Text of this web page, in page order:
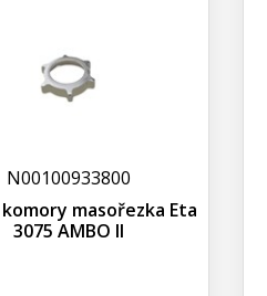
N00100933800
masořezka Eta
3075 AMBO II